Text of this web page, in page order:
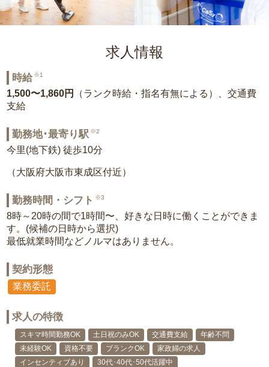
求人情報
時給 ※1
1,500〜1,860円
（ランク時給・指名有無による）、交通費
支給
勤務地･最寄り駅 ※2
今里(地下鉄) 徒歩10分
（大阪府大阪市東成区付近）
勤務時間・シフト ※3
8時～20時の間で1時間〜、好きな日時に働くことができま
す。(候補の日時から選択)
最低就業時間などノルマはありません。
契約形態
業務委託
求人の特徴
スキマ時間勤務OK 土日祝のみOK 交通費支給
年齢不問
未経験OK
資格不要 ブランクOK
家政婦の求人
インセンティブあり
30代･40代･50代活躍中